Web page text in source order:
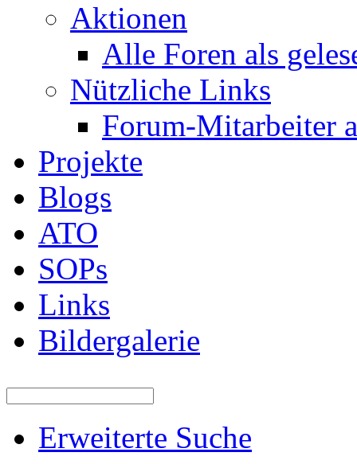
Aktionen
Alle Foren als
Nützliche Links
Forum-Mitarbeiter
Projekte
Blogs
ATO
SOPs
Links
Bildergalerie
Erweiterte Suche